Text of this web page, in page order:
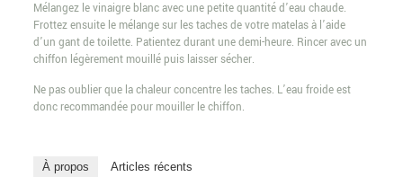
Mélangez le vinaigre blanc avec une petite quantité d’eau chaude.
Frottez ensuite le mélange sur les taches de votre matelas à l’aide
d’un gant de toilette. Patientez durant une demi-heure. Rincer avec un
chiffon légèrement mouillé puis laisser sécher.
Ne pas oublier que la chaleur concentre les taches. L’eau froide est
donc recommandée pour mouiller le chiffon.
À propos Articles récents